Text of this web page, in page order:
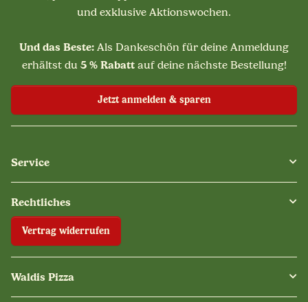
und exklusive Aktionswochen.
Und das Beste: Als Dankeschön für deine Anmeldung
erhältst du 5 % Rabattauf deine nächste Bestellung!
Jetzt anmelden & sparen
Service
Rechtliches
Vertrag widerrufen
Waldis Pizza